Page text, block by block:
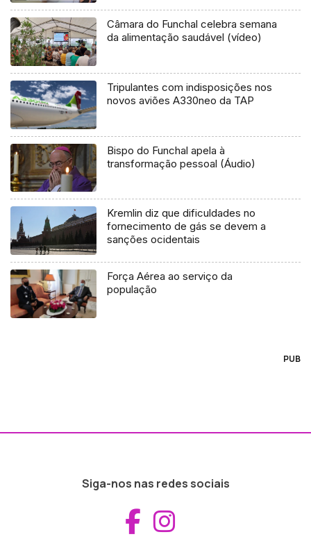
Câmara do Funchal celebra semana
da alimentação saudável (vídeo)
Tripulantes com indisposições nos
novos aviões A330neo da TAP
Bispo do Funchal apela à
transformação pessoal (Áudio)
Kremlin diz que dificuldades no
fornecimento de gás se devem a
sanções ocidentais
Força Aérea ao serviço da
população
PUB
Siga-nos nas redes sociais
Aceder ao